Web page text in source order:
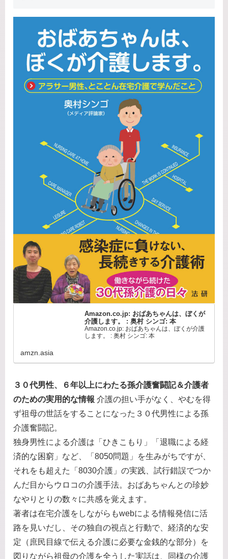
Amazon.co.jp: おばあちゃんは、ぼくが
介護します。 : 奥村 シンゴ: 本
Amazon.co.jp: おばあちゃんは、ぼくが介護
します。 : 奥村 シンゴ: 本
amzn.asia
３０代男性、６年以上にわたる孫介護奮闘記＆介護者
のための実用的な情報 介護の担い手がなく、やむを得
ず祖母の世話をすることになった３０代男性による孫
介護奮闘記。
独身男性による介護は「ひきこもり」「退職による経
済的な困窮」など、「8050問題」を生みがちですが、
それをも超えた「8030介護」の実践、試行錯誤でつか
んだ目からウロコの介護手法。おばあちゃんとの珍妙
なやりとりの数々に共感を覚えます。
著者は在宅介護をしながらもwebによる情報発信に活
路を見いだし、その独自の視点と行動で、経済的な安
定（庶民目線で伝える介護に必要な金銭的な部分）を
図りながら祖母の介護を全うした実話は、同様の介護